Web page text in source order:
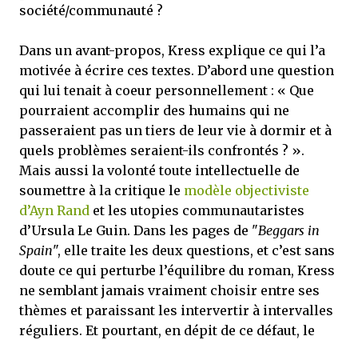
société/communauté ?
Dans un avant-propos, Kress explique ce qui l’a
motivée à écrire ces textes. D’abord une question
qui lui tenait à coeur personnellement : « Que
pourraient accomplir des humains qui ne
passeraient pas un tiers de leur vie à dormir et à
quels problèmes seraient-ils confrontés ? ».
Mais aussi la volonté toute intellectuelle de
soumettre à la critique le modèle objectiviste
d’Ayn Rand et les utopies communautaristes
d’Ursula Le Guin. Dans les pages de "Beggars in
Spain", elle traite les deux questions, et c’est sans
doute ce qui perturbe l’équilibre du roman, Kress
ne semblant jamais vraiment choisir entre ses
thèmes et paraissant les intervertir à intervalles
réguliers. Et pourtant, en dépit de ce défaut, le